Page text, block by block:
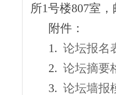
所1号楼807室，
附件：
1. 论坛报名
2. 论坛摘要
3. 论坛墙报